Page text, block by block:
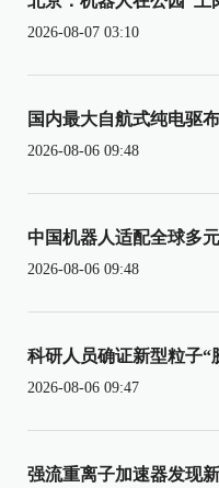
2026-08-07 03:10
国内最大自航式纯电驱
2026-08-06 09:48
中国机器人适配全球多
2026-08-06 09:48
科研人员确证新型粒子“
2026-08-06 09:47
强流重离子加速器发现